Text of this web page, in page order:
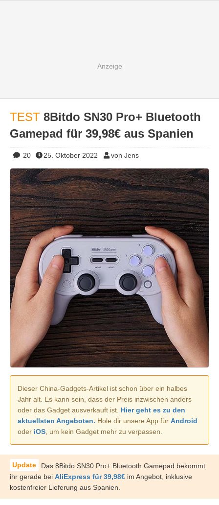
TEST 8Bitdo SN30 Pro+ Bluetooth
Gamepad für 39,98€ aus Spanien
20 25. Oktober 2022 von Jens
Dieser China-Gadgets-Artikel ist schon über ein halbes
Jahr alt. Es kann sein, dass der Preis inzwischen anders
oder das Gadget ausverkauft ist. Hier geht es zu den
aktuellsten Angeboten. Hole dir unsere App für Android
oder iOS , um kein Gadget mehr zu verpassen.
Das 8Bitdo SN30 Pro+ Bluetooth Gamepad bekommt
ihr gerade bei AliExpress für 39,98€ im Angebot, inklusive
kostenfreier Lieferung aus Spanien.